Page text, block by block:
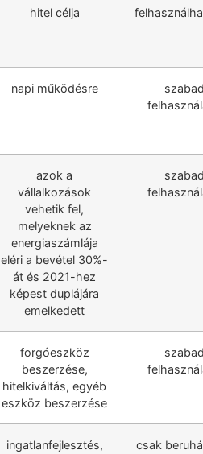
hitel célja
napi működésre
azok a
vállalkozások
vehetik fel,
melyeknek az
energiaszámlája
eléri a bevétel 30%-
át és 2021-hez
képest duplájára
emelkedett
forgóeszköz
beszerzése,
hitelkiváltás, egyéb
eszköz beszerzése
ingatlanfejlesztés,
csak